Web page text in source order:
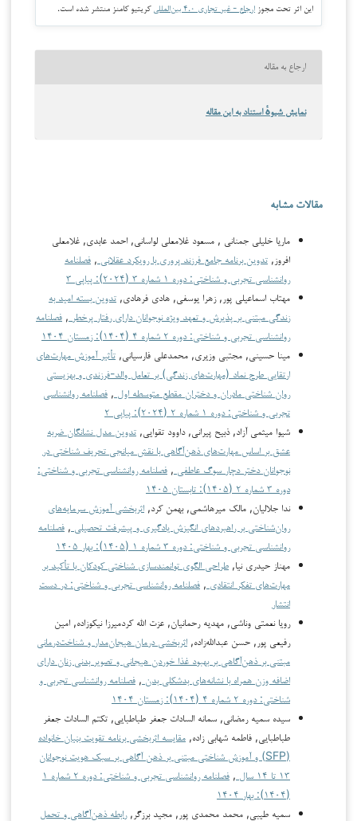
این اثر تحت مجوز ارجاع - غیر تجاری ۴.۰ بین‌المللی کریتیو کامنز منتشر شده است.
ارجاع به مقاله
نمایش شیوهٔ استناد به این مقاله
مقالات مشابه
ماریا خلیلی جمنانی , مسعود غلامعلی لواسانی, احمد عابدی, غلامعلی
افروز, تدوین برنامه جامع فرزند پروری با رویکرد عقلانی , فصلنامه
روانشناسی تجربی و شناختی: دوره ۱ شماره ۳ (۲۰۲۴): پیاپی ۳
مهتاب اسماعیلی پور, زهرا یوسفی, هادی فرهادی, تدوین بسته امید به
زندگی مبتنی بر پذیرش و تعهد ویژه نوجوانان دارای رفتار پرخطر , فصلنامه
روانشناسی تجربی و شناختی: دوره ۲ شماره ۴ (۱۴۰۴): زمستان ۱۴۰۴
مینا حسینی, مجتبی وزیری, محمدعلی فارسیانی, تأثیر آموزش مهارت‌های
ارتقایی طرح نماد (مهارت‌های زندگی) بر تعامل والد-فرزندی و بهزیستی
روان شناختی مادران و دختران مقطع متوسطه اول , فصلنامه روانشناسی
تجربی و شناختی: دوره ۱ شماره ۲ (۲۰۲۴): پیاپی ۲
شیوا میثمی آزاد, ذبیح پیرانی, داوود تقوایی, تدوین مدل نشانگان ضربه
عشق بر اساس مهارت‌های ذهن‌آگاهی با نقش میانجی تحریف شناختی در
نوجوانان دختر دچار سوگ عاطفی , فصلنامه روانشناسی تجربی و شناختی:
دوره ۳ شماره ۲ (۱۴۰۵): تابستان ۱۴۰۵
ندا جلالیان, مالک میرهاشمی, بهمن کرد, اثربخشی آموزش سرمایه‌های
روان‌شناختی بر راهبردهای انگیزش یادگیری و پیشرفت تحصیلی , فصلنامه
روانشناسی تجربی و شناختی: دوره ۳ شماره ۱ (۱۴۰۵): بهار ۱۴۰۵
مهناز حیدری نیا, طراحی الگوی توانمندسازی شناختی کودکان با تأکید بر
مهارت‌های تفکر انتقادی , فصلنامه روانشناسی تجربی و شناختی: در دست
انتشار
رویا نعمتی وناشی, مهدیه رحمانیان, عزت الله کردمیرزا نیکوزاده, امین
رفیعی پور, حسن عبدالله‌زاده, اثربخشی درمان هیجان‌مدار و شناخت‌درمانی
مبتنی بر ذهن‌آگاهی بر بهبود غذا خوردن هیجانی و تصویر بدنی زنان دارای
اضافه وزن همراه با نشانه‌های بدشکلی بدن , فصلنامه روانشناسی تجربی و
شناختی: دوره ۲ شماره ۴ (۱۴۰۴): زمستان ۱۴۰۴
سیده سمیه رمضانی, سمانه السادات جعفر طباطبایی, تکتم السادات جعفر
طباطبایی, فاطمه شهابی زاده, مقایسه اثربخشی برنامه تقویت بنیان خانواده
(SFP) و آموزش شناختی مبتنی بر ذهن آگاهی بر سبک هویت نوجوانان
۱۳ تا ۱۴ سال
,
فصلنامه روانشناسی تجربی و شناختی: دوره ۲ شماره ۱
(۱۴۰۴): بهار ۱۴۰۴
سمیه طیبی, محمد محمدی پور, مجید برزگر, رابطه ذهن‌آگاهی و تحمل